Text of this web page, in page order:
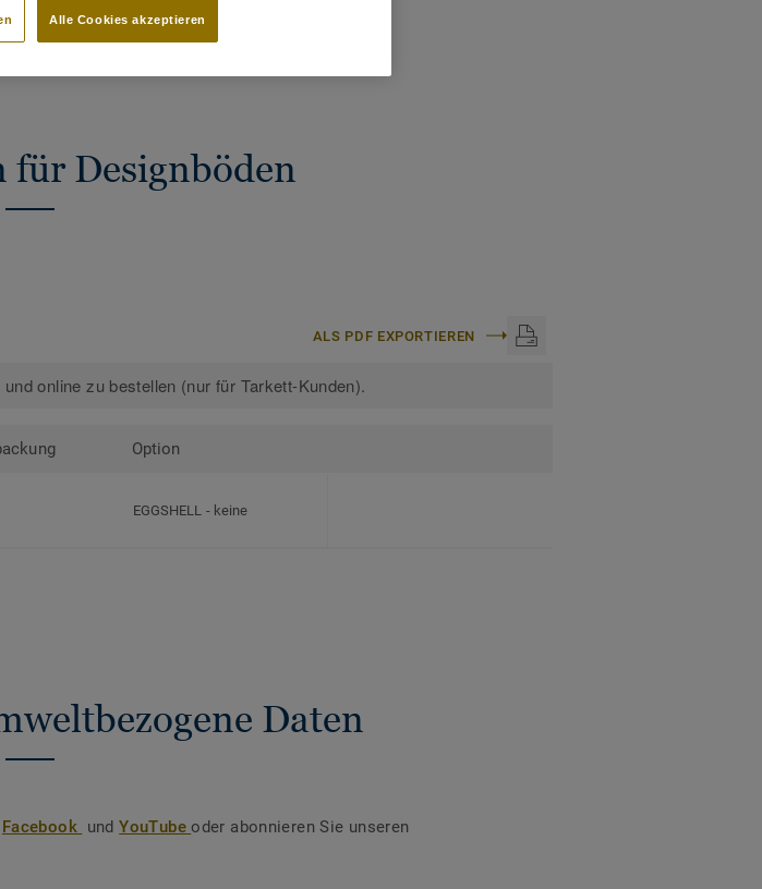
Sie Akzente
für Designböden
ALS PDF EXPORTIEREN
online zu bestellen (nur für Tarkett-Kunden).
Option
EGGSHELL - keine
Daten
Facebook undYouTubeoder abonnieren Sie unseren
Alle Cookies akzeptieren